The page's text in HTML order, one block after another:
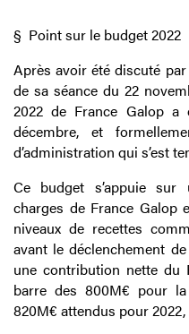
§ Point sur le budget 2022
Après avoir été discuté
de sa séance du 22
2022 de France Galop a
décembre, et
d’administration qui s’est
Ce budget s’appuie
charges de France Galop
niveaux de recettes
avant le déclenchement
une contribution nette
barre des 800M€ pour
820M€ attendus pour